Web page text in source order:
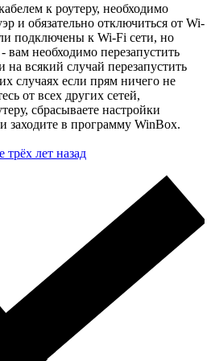
к роутеру, необходимо
и обязательно отключиться от Wi-
подключены к Wi-Fi сети, но
вам необходимо перезапустить
всякий случай перезапустить
случаях если прям ничего не
от всех других сетей,
сбрасываете настройки
заходите в программу WinBox.
трёх лет назад